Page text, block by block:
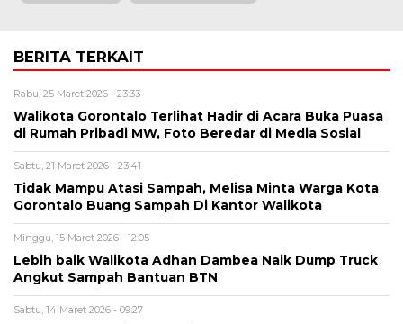
BERITA TERKAIT
Rabu, 25 Maret 2026 - 23:33
Walikota Gorontalo Terlihat Hadir di Acara Buka Puasa
di Rumah Pribadi MW, Foto Beredar di Media Sosial
Sabtu, 21 Maret 2026 - 23:41
Tidak Mampu Atasi Sampah, Melisa Minta Warga Kota
Gorontalo Buang Sampah Di Kantor Walikota
Minggu, 15 Maret 2026 - 12:05
Lebih baik Walikota Adhan Dambea Naik Dump Truck
Angkut Sampah Bantuan BTN
Sabtu, 14 Maret 2026 - 09:27